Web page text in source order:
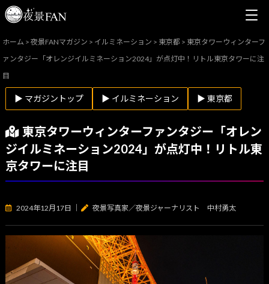
ホーム >夜景FANマガジン > イルミネーション > 東京都 > 東京タワーウィンターフ
ァンタジー「オレンジイルミネーション2024」が点灯中！リトル東京タワーに注
目
▶ マガジントップ ▶ イルミネーション ▶ 東京都
東京タワーウィンターファンタジー「オレン
ジイルミネーション2024」が点灯中！リトル東
京タワーに注目
2024年12月17日 夜景写真家／夜景ジャーナリスト 中村勇太